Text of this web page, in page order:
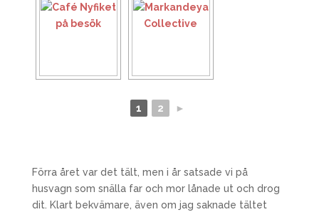
1 2 ►
Förra året var det tält, men i år satsade vi på
husvagn som snälla far och mor lånade ut och drog
dit. Klart bekvämare, även om jag saknade tältet